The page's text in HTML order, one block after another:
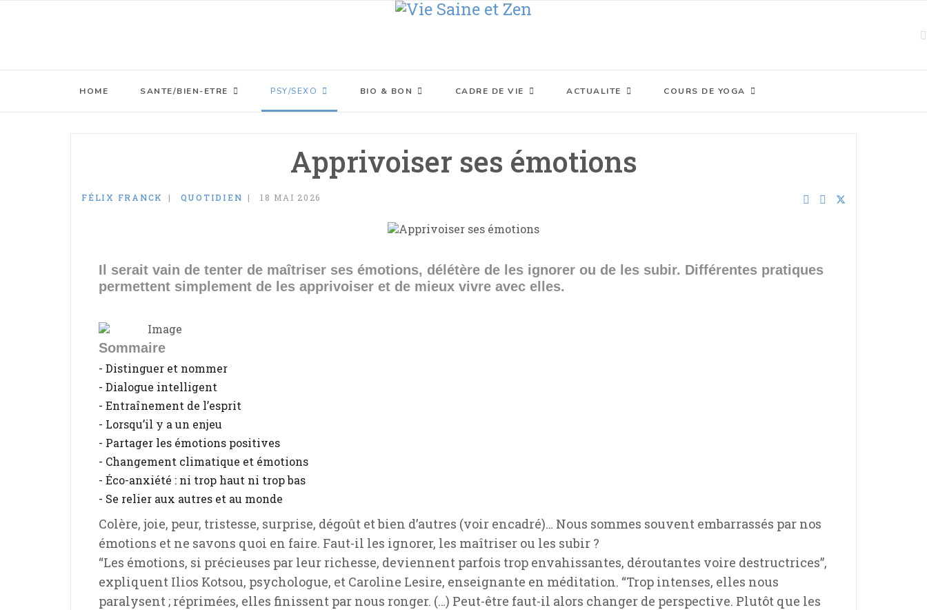
HOME SANTE/BIEN-ETRE PSY/SEXO BIO & BON CADRE DE VIE ACTUALITE COURS DE YOGA
Apprivoiser ses émotions
FÉLIX FRANCK QUOTIDIEN 18 MAI 2026
Il serait vain de tenter de maîtriser ses émotions, délétère de les ignorer ou de les subir. Différentes pratiques
permettent simplement de les apprivoiser et de mieux vivre avec elles.
Sommaire
- Distinguer et nommer
- Dialogue intelligent
- Entraînement de l’esprit
- Lorsqu’il y a un enjeu
- Partager les émotions positives
- Changement climatique et émotions
- Éco-anxiété : ni trop haut ni trop bas
- Se relier aux autres et au monde
Colère, joie, peur, tristesse, surprise, dégoût et bien d’autres (voir encadré)… Nous sommes souvent embarrassés par nos
émotions et ne savons quoi en faire. Faut-il les ignorer, les maîtriser ou les subir ?
“Les émotions, si précieuses par leur richesse, deviennent parfois trop envahissantes, déroutantes voire destructrices”,
expliquent Ilios Kotsou, psychologue, et Caroline Lesire, enseignante en méditation. “Trop intenses, elles nous
paralysent ; réprimées, elles finissent par nous ronger. (…) Peut-être faut-il alors changer de perspective. Plutôt que les